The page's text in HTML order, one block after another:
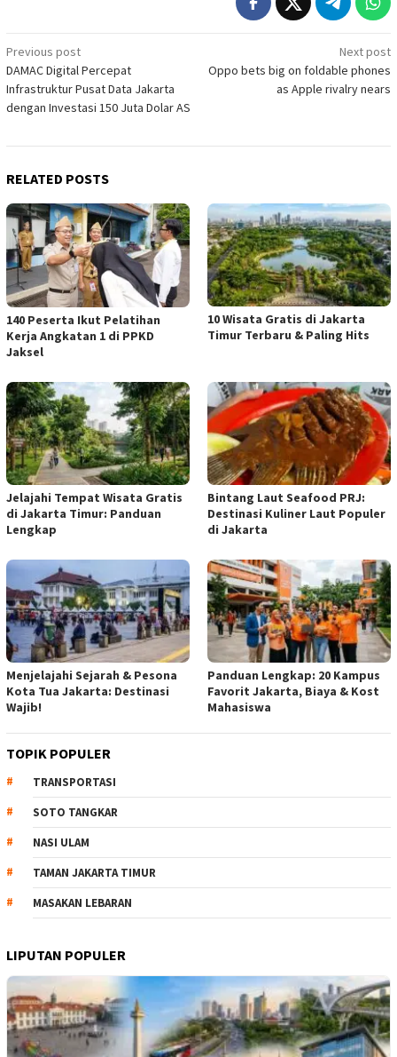
Post
navigation
Previous post
DAMAC Digital Percepat
Infrastruktur Pusat Data Jakarta
dengan Investasi 150 Juta Dolar AS
Next post
Oppo bets big on foldable phones
as Apple rivalry nears
RELATED POSTS
140 Peserta Ikut Pelatihan
Kerja Angkatan 1 di PPKD
Jaksel
10 Wisata Gratis di Jakarta
Timur Terbaru & Paling Hits
Jelajahi Tempat Wisata Gratis
di Jakarta Timur: Panduan
Lengkap
Bintang Laut Seafood PRJ:
Destinasi Kuliner Laut Populer
di Jakarta
Menjelajahi Sejarah & Pesona
Kota Tua Jakarta: Destinasi
Wajib!
Panduan Lengkap: 20 Kampus
Favorit Jakarta, Biaya & Kost
Mahasiswa
TOPIK POPULER
TRANSPORTASI
SOTO TANGKAR
NASI ULAM
TAMAN JAKARTA TIMUR
MASAKAN LEBARAN
LIPUTAN POPULER